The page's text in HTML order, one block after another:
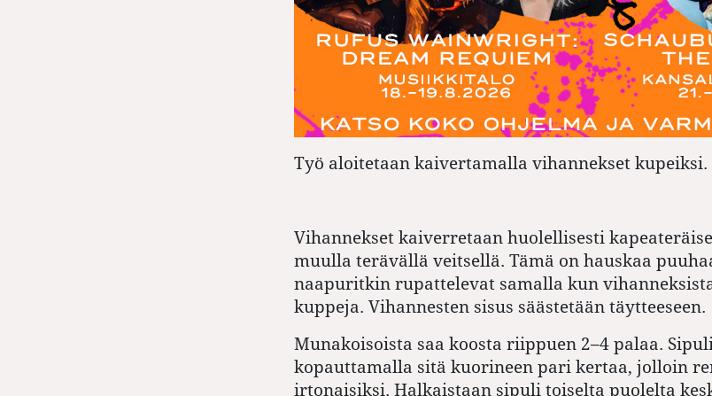
Työ aloitetaan kaivertamalla vihannekset kupeiksi.
Vihannekset kaiverretaan huolellisesti
muulla terävällä veitsellä. Tämä on hauskaa
naapuritkin rupattelevat samalla kun
kuppeja. Vihannesten sisus säästetään täytteeseen.
Munakoisoista saa koosta riippuen 2–4 palaa.
kopauttamalla sitä kuorineen pari kertaa, jolloin
irtonaisiksi. Halkaistaan sipuli toiselta puolelta